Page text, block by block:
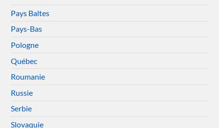
Pays Baltes
Pays-Bas
Pologne
Québec
Roumanie
Russie
Serbie
Slovaquie